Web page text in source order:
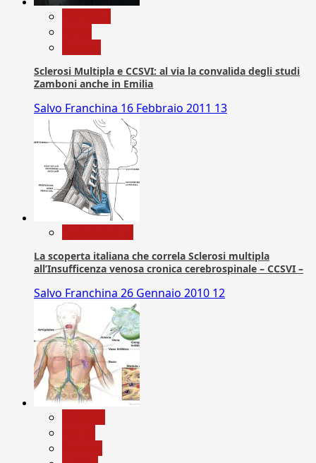
Sclerosi Multipla e CCSVI: al via la convalida degli studi
Zamboni anche in Emilia
Salvo Franchina 16 Febbraio 2011 13
La scoperta italiana che correla Sclerosi multipla
all’Insufficenza venosa cronica cerebrospinale – CCSVI –
Salvo Franchina 26 Gennaio 2010 12